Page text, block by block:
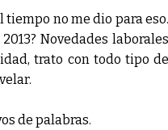
tiempo no me dio para eso.
Novedades laborales
trato con todo tipo de
de palabras.